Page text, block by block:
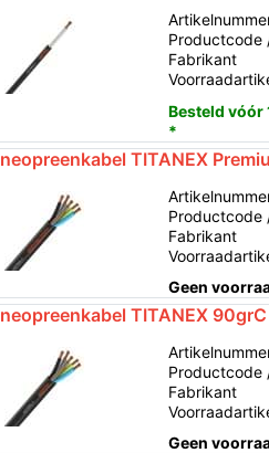
Productcode
Fabrikant
Besteld vóór
*
neopreenkabel TITANEX
Productcode
Fabrikant
Geen
neopreenkabel TITANEX
Productcode
Fabrikant
Geen